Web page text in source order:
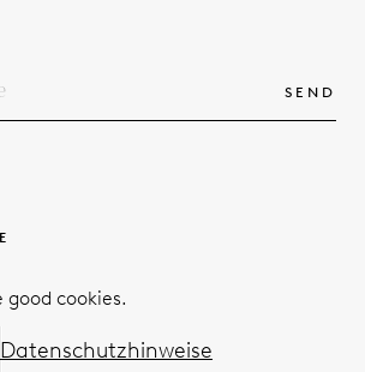
SEND
good cookies.
Datenschutzhinweise